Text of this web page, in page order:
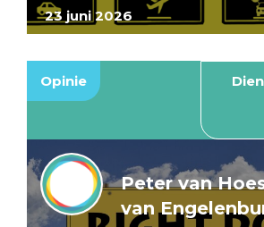
23 juni 2026
Opinie
Peter van
van